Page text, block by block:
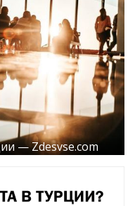
— Zdesvse.com